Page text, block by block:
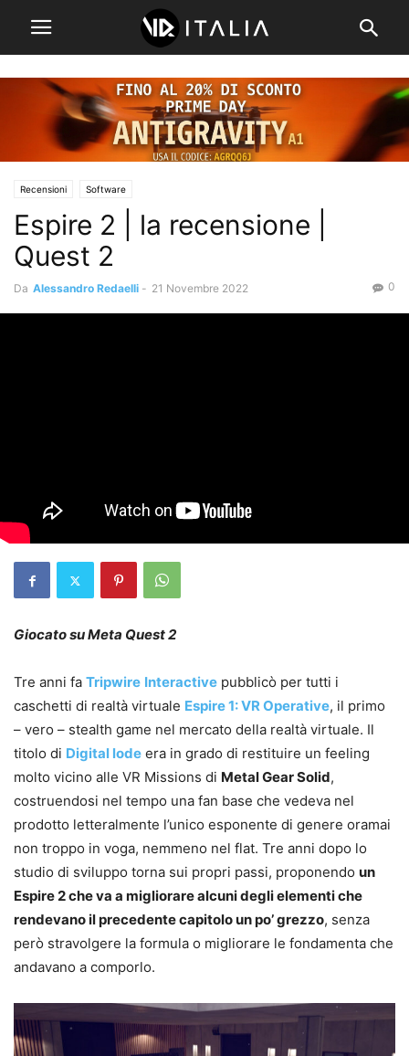
Recensioni Software
Espire 2 | la recensione |
Quest 2
Da Alessandro Redaelli - 21 Novembre 2022 0
Giocato su Meta Quest 2
Tre anni fa Tripwire Interactive pubblicò per tutti i
caschetti di realtà virtuale Espire 1: VR Operative, il primo
– vero – stealth game nel mercato della realtà virtuale. Il
titolo di Digital lode era in grado di restituire un feeling
molto vicino alle VR Missions di Metal Gear Solid,
costruendosi nel tempo una fan base che vedeva nel
prodotto letteralmente l’unico esponente di genere oramai
non troppo in voga, nemmeno nel flat. Tre anni dopo lo
studio di sviluppo torna sui propri passi, proponendo un
Espire 2 che va a migliorare alcuni degli elementi che
rendevano il precedente capitolo un po’ grezzo, senza
però stravolgere la formula o migliorare le fondamenta che
andavano a comporlo.